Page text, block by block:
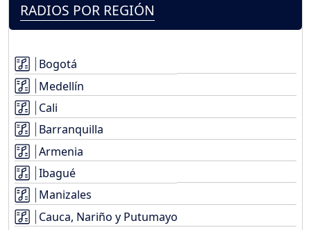
RADIOS POR REGIÓN
Bogotá
Medellín
Cali
Barranquilla
Armenia
Ibagué
Manizales
Cauca, Nariño y Putumayo